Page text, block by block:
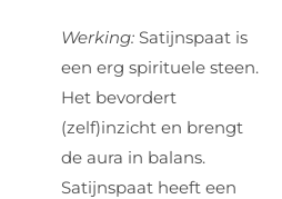
Werking: Satijnspaat is
een erg spirituele steen.
Het bevordert
(zelf)inzicht en brengt
de aura in balans.
Satijnspaat heeft een